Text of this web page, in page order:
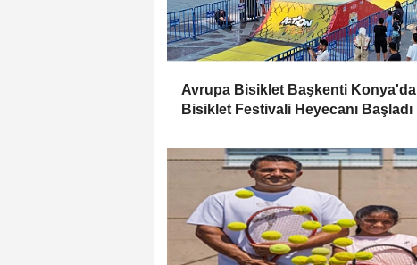
Avrupa Bisiklet Başkenti Konya'da
Bisiklet Festivali Heyecanı Başladı